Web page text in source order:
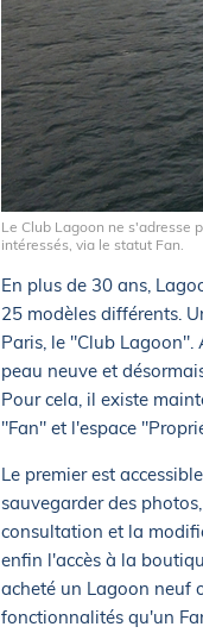
Le Club Lagoon ne s'adresse
intéressés, via le statut Fan.
En plus de 30 ans,
25 modèles différents.
Paris, le "Club
peau neuve et
Pour cela, il existe
"Fan" et l'espace
Le premier est
sauvegarder des
consultation et la
enfin l'accès à la
acheté un Lagoon neuf
fonctionnalités qu'un